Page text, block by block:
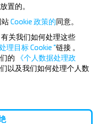
，折扣和其他有趣的优
一起旅行更便宜！
置的。
站Cookie 政策的同意。
关我们如何处理这些
理目标 Cookie "链接
的
《个人数据处理政
以及我们如何处理个人数